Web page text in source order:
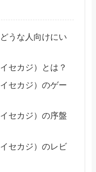
うな人向けにい
セカジ）とは？
セカジ）のゲー
セカジ）の序盤
セカジ）のレビ